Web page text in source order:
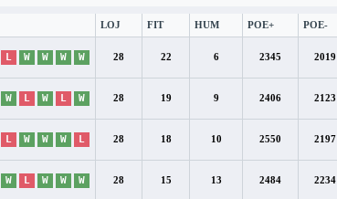
LOJ FIT HUM POE+ POE-
L W W W W 28 22 6 2345 2019
W L W L W 28 19 9 2406 2123
L W W W L 28 18 10 2550 2197
W L W W W 28 15 13 2484 2234